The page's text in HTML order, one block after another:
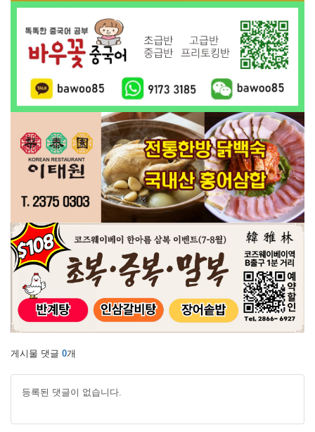
게시물 댓글 0개
등록된 댓글이 없습니다.